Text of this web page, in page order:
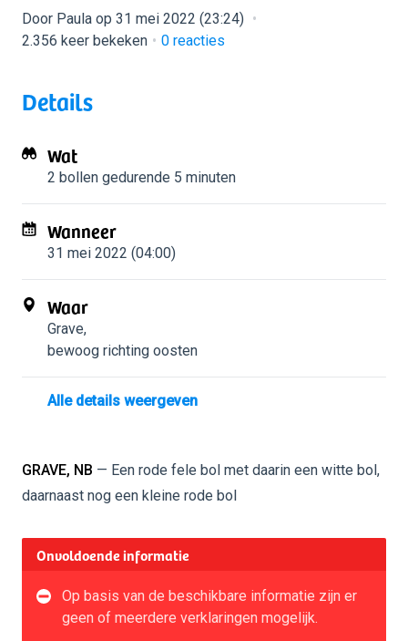
Door Paula op 31 mei 2022 (23:24)
2.356 keer bekeken
0 reacties
Details
Wat
2 bollen gedurende 5 minuten
Wanneer
31 mei 2022 (04:00)
Waar
Grave,
bewoog richting oosten
Alle details weergeven
GRAVE, NB — Een rode fele bol met daarin een witte bol,
daarnaast nog een kleine rode bol
Onvoldoende informatie
Op basis van de beschikbare informatie zijn er
geen of meerdere verklaringen mogelijk.